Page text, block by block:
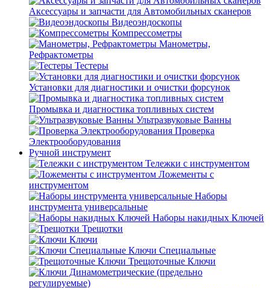
Аксессуары и запчасти для Автомобильных сканеров
Видеоэндоскопы
Компрессометры
Манометры,
Рефрактометры
Тестеры
Установки для диагностики и очистки форсунок
Промывка и диагностика топливных систем
Ультразвуковые Ванны
Проверка
Электрооборудования
Ручной инструмент
Тележки с инструментом
Ложементы с
инструментом
Наборы
инструмента универсальные
Наборы накидных Ключей
Трещотки
Ключи
Ключи Специальные
Трещоточные Ключи